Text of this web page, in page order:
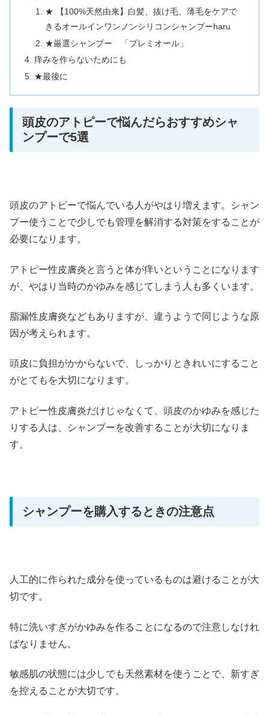
★ 【100%天然由来】白髪、抜け毛、薄毛をケアで
きるオールインワンノンシリコンシャンプーharu
★厳選シャンプー 「プレミオール」
痒みを作らないためにも
★最後に
頭皮のアトピーで悩んだらおすすめシャ
ンプーで5選
頭皮のアトピーで悩んでいる人がやはり増えます。シャン
プー使うことで少しでも管理を解消する対策をすることが
必要になります。
アトピー性皮膚炎と言うと体が痒いということになります
が、やはり当時のかゆみを感じてしまう人も多くいます。
脂漏性皮膚炎などもありますが、違うようで同じような原
因が考えられます。
頭皮に負担がかからないで、しっかりときれいにすること
がとてもを大切になります。
アトピー性皮膚炎だけじゃなくて、頭皮のかゆみを感じた
りする人は、シャンプーを改善することが大切になりま
す。
シャンプーを購入するときの注意点
人工的に作られた成分を使っているものは避けることが大
切です。
特に洗いすぎがかゆみを作ることになるので注意しなけれ
ばなりません。
敏感肌の状態には少しでも天然素材を使うことで、新すぎ
を控えることが大切です。